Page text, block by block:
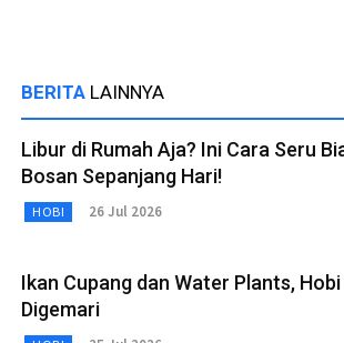
BERITA LAINNYA
Libur di Rumah Aja? Ini Cara Seru
Bosan Sepanjang Hari!
HOBI 26 Jul 2026
Ikan Cupang dan Water Plants,
Digemari